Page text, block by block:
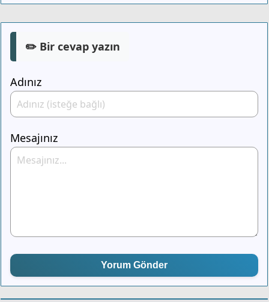
✏️ Bir cevap yazın
Adınız
Mesajınız
Yorum Gönder